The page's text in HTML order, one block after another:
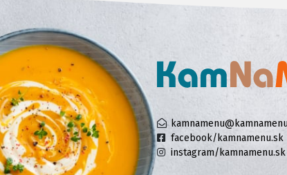
facebook/kamnamenu.sk
instagram/kamnamenu.sk